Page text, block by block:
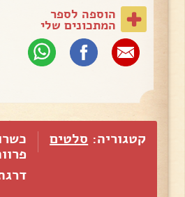
הוספה לספר
המתכונים שלי
קטגוריה: סלטים